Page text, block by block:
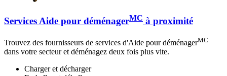
Services Aide pour déménagerMC à proximité
Trouvez des fournisseurs de services d'Aide pour déménagerMC
dans votre secteur et déménagez deux fois plus vite.
Charger et décharger